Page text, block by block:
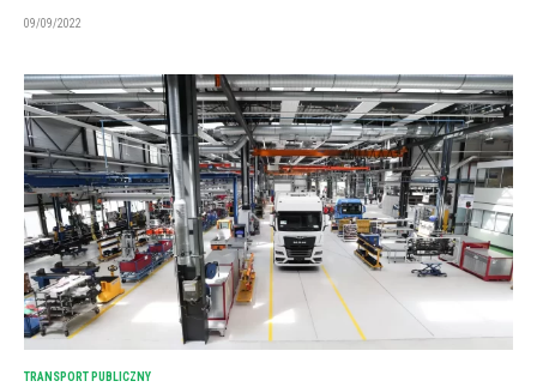
09/09/2022
TRANSPORT PUBLICZNY